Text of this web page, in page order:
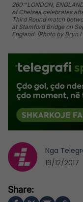
260:"LONDON,
of Chelsea celebrates
Third Round match
at Stamford Bridge on
England. (Photo by Bryn
Nga
19/12/2017